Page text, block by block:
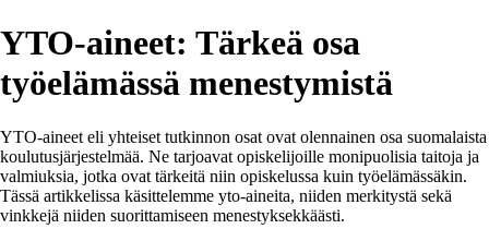
YTO-aineet: Tärkeä osa
työelämässä menestymistä
YTO-aineet eli yhteiset tutkinnon osat ovat olennainen osa suomalaista
koulutusjärjestelmää. Ne tarjoavat opiskelijoille monipuolisia taitoja ja
valmiuksia, jotka ovat tärkeitä niin opiskelussa kuin työelämässäkin.
Tässä artikkelissa käsittelemme yto-aineita, niiden merkitystä sekä
vinkkejä niiden suorittamiseen menestyksekkäästi.